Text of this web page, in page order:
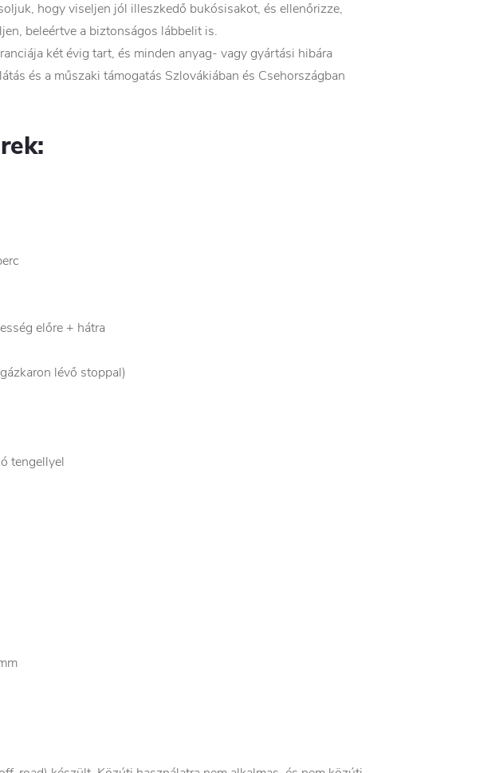
hogy viseljen jól illeszkedő bukósisakot, és ellenőrizze,
beleértve a biztonságos lábbelit is.
két évig tart, és minden anyag- vagy gyártási hibára
és a műszaki támogatás Szlovákiában és Csehországban
előre + hátra
lévő stoppal)
tengellyel